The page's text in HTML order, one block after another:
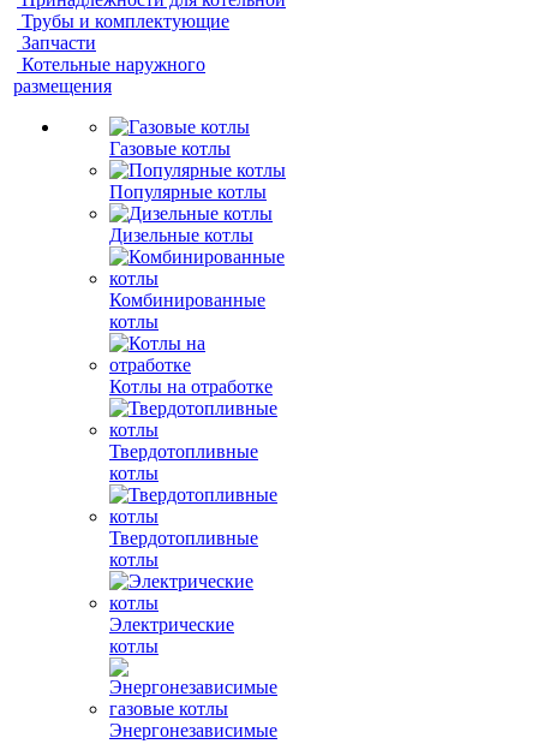
Трубы и комплектующие
Запчасти
Котельные наружного
размещения
Газовые котлы
Популярные котлы
Дизельные котлы
Комбинированные
котлы
Котлы на отработке
Твердотопливные
котлы
Твердотопливные
котлы
Электрические
котлы
Энергонезависимые